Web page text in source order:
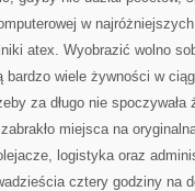
w najróżniejszych
atex. Wyobrazić wolno
bardzo wiele żywności w
za długo nie
miejsca na
logistyka oraz
cztery godziny na